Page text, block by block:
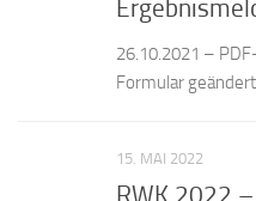
26.10.2021 –
Formular geändert
15. MAI 2022
RWK 2022